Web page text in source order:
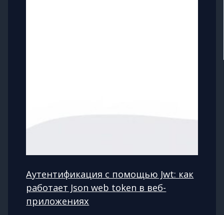
Аутентификация с помощью Jwt: как
работает Json web token в веб-
приложениях